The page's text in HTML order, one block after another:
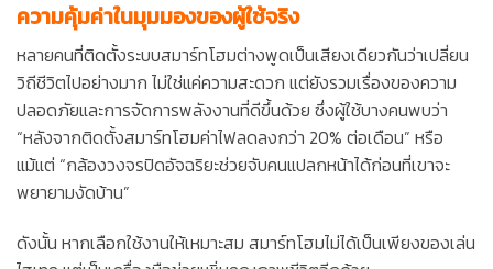
ความคุ้มค่าในมุมมองของผู้ใช้จริง
หลายคนที่ติดตั้งระบบสมาร์ทโฮมต่างพูดเป็นเสียงเดียวกันว่าเปลี่ยน
วิถีชีวิตไปอย่างมาก ไม่ใช่แค่ความสะดวก แต่ยังรวมเรื่องของความ
ปลอดภัยและการจัดการพลังงานที่ดีขึ้นด้วย ซึ่งผู้ใช้บางคนพบว่า
“หลังจากติดตั้งสมาร์ทโฮมค่าไฟลดลงกว่า 20% ต่อเดือน” หรือ
แม้แต่ “กล้องวงจรปิดอัจฉริยะช่วยจับคนแปลกหน้าได้ก่อนที่เขาจะ
พยายามงัดบ้าน”
ดังนั้น หากเลือกใช้งานให้เหมาะสม สมาร์ทโฮมไม่ได้เป็นเพียงของเล่น